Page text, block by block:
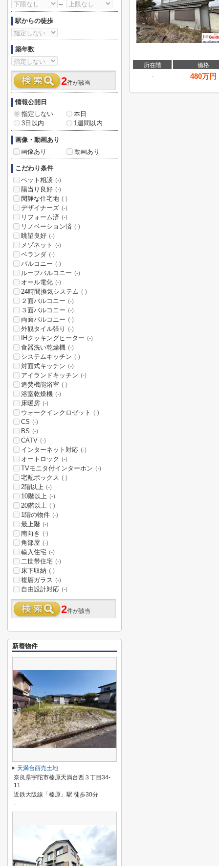
所在階
価格
-
480万円
～
駅からの徒歩
築年数
2件が該当
情報公開日
指定しない
本日
3日以内
1週間以内
画像・動画あり
画像あり
動画あり
こだわり条件
ペット相談 (-)
陽当り良好 (-)
閑静な住宅地 (-)
デザイナーズ (-)
リフォーム済 (-)
リノベーション済 (-)
眺望良好 (-)
メゾネット (-)
ベランダ (-)
バルコニー (-)
ルーフバルコニー (-)
オール電化 (-)
24時間換気システム (-)
２面バルコニー (-)
３面バルコニー (-)
両面バルコニー (-)
外観タイル張り (-)
IHクッキングヒーター (-)
食器洗い乾燥機 (-)
システムキッチン (-)
対面式キッチン (-)
アイランドキッチン (-)
追焚機能浴室 (-)
浴室乾燥機 (-)
床暖房 (-)
ウォークインクロゼット (-)
CS (-)
BS (-)
CATV (-)
インターネット対応 (-)
オートロック (-)
TVモニタ付インターホン (-)
宅配ボックス (-)
2階以上 (-)
10階以上 (-)
20階以上 (-)
1階の物件 (-)
最上階 (-)
南向き (-)
角部屋 (-)
輸入住宅 (-)
二世帯住宅 (-)
床下収納 (-)
複層ガラス (-)
自由設計対応 (-)
2件が該当
新着物件
天満台西売土地
奈良県宇陀市榛原天満台西３丁目34-
11
近鉄大阪線「榛原」駅 徒歩30分
-